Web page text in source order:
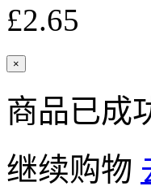
£2.65
×
商品已成
继续购物